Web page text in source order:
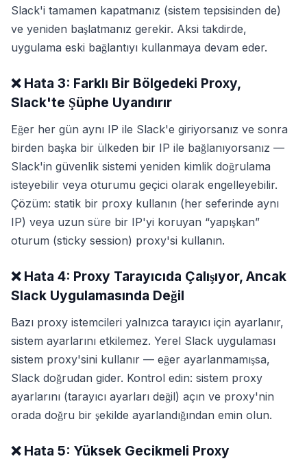
Slack'i tamamen kapatmanız (sistem tepsisinden de)
ve yeniden başlatmanız gerekir. Aksi takdirde,
uygulama eski bağlantıyı kullanmaya devam eder.
❌ Hata 3: Farklı Bir Bölgedeki Proxy,
Slack'te Şüphe Uyandırır
Eğer her gün aynı IP ile Slack'e giriyorsanız ve sonra
birden başka bir ülkeden bir IP ile bağlanıyorsanız —
Slack'in güvenlik sistemi yeniden kimlik doğrulama
isteyebilir veya oturumu geçici olarak engelleyebilir.
Çözüm: statik bir proxy kullanın (her seferinde aynı
IP) veya uzun süre bir IP'yi koruyan “yapışkan”
oturum (sticky session) proxy'si kullanın.
❌ Hata 4: Proxy Tarayıcıda Çalışıyor, Ancak
Slack Uygulamasında Değil
Bazı proxy istemcileri yalnızca tarayıcı için ayarlanır,
sistem ayarlarını etkilemez. Yerel Slack uygulaması
sistem proxy'sini kullanır — eğer ayarlanmamışsa,
Slack doğrudan gider. Kontrol edin: sistem proxy
ayarlarını (tarayıcı ayarları değil) açın ve proxy'nin
orada doğru bir şekilde ayarlandığından emin olun.
❌ Hata 5: Yüksek Gecikmeli Proxy